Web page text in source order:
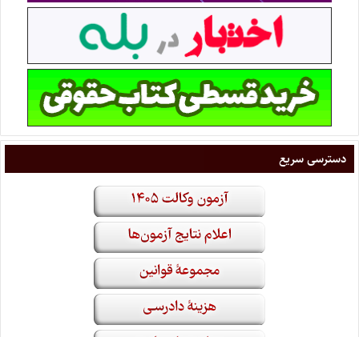
دسترسی سریع